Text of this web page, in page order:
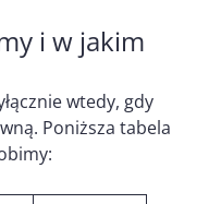
i w jakim
wtedy, gdy
Poniższa tabela